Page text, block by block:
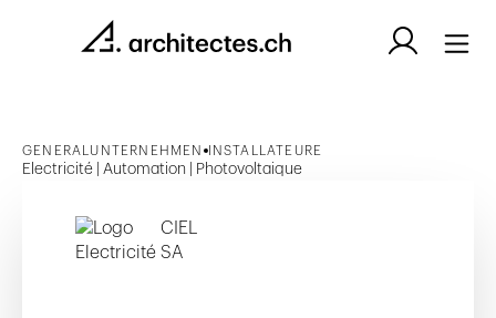
GENERALUNTERNEHMEN INSTALLATEURE
Electricité | Automation | Photovoltaique